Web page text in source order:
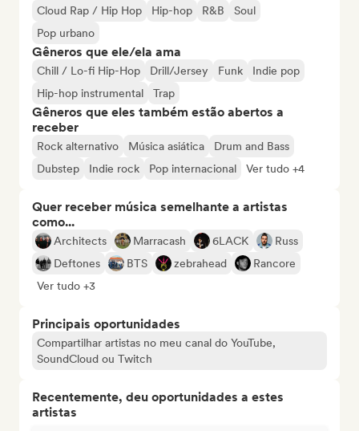
Cloud Rap / Hip Hop Hip-hop R&B
Soul
Pop urbano
Gêneros que ele/ela ama
Chill / Lo-fi Hip-Hop Drill/Jersey Funk
Indie pop
Hip-hop instrumental
Trap
Gêneros que eles também estão abertos a
receber
Rock alternativo Música asiática
Drum and Bass
Dubstep
Indie rock Pop internacional Ver tudo +4
Quer receber música semelhante a artistas
como...
Architects Marracash 6LACK
Russ
Deftones
BTS zebrahead
Rancore
Ver tudo +3
Principais oportunidades
Compartilhar artistas no meu canal do YouTube,
SoundCloud ou Twitch
Recentemente, deu oportunidades a estes
artistas